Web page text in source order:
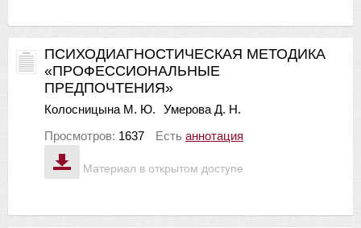
Материал в открытом доступе
ПСИХОДИАГНОСТИЧЕСКАЯ МЕТОДИКА
«ПРОФЕССИОНАЛЬНЫЕ
ПРЕДПОЧТЕНИЯ»
Колосницына М. Ю.
Умерова Д. Н.
Просмотров: 1637 Есть аннотация